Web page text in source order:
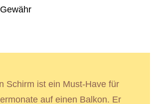
Schirm ist ein Must-Have für
auf einen Balkon. Er